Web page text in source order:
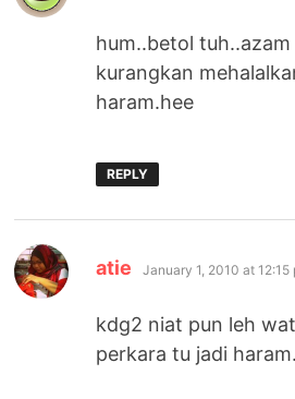
hum..betol tuh..azam
kurangkan
haram.hee
REPLY
atie says:
January 1, 2010 at 12:15
kdg2 niat pun leh
perkara tu jadi